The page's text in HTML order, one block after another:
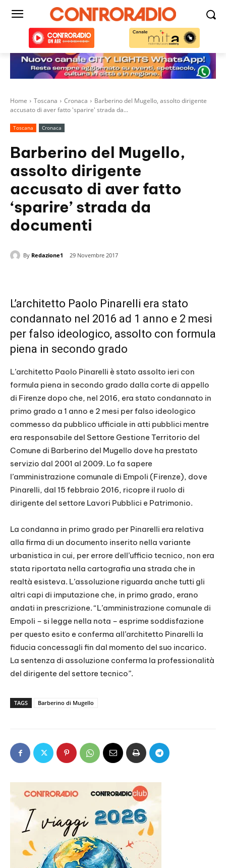
Home Toscana Cronaca
Barberino del Mugello, assolto dirigente
accusato di aver fatto 'sparire' strada da...
Toscana Cronaca
Barberino del Mugello,
assolto dirigente
accusato di aver fatto
‘sparire’ strada da
documenti
By Redazione1 29 Novembre 2017
L’architetto Paolo Pinarelli era stato
condannato nel 2016 ad 1 anno e 2 mesi
per falso ideologico, assolto con formula
piena in secondo grado
L’architetto Paolo Pinarelli è stato assolto ieri con
formula piena in secondo grado dalla corte di appello
di Firenze dopo che, nel 2016, era stato condannato in
primo grado a 1 anno e 2 mesi per falso ideologico
commesso da pubblico ufficiale in atti pubblici mentre
era responsabile del Settore Gestione Territorio del
Comune di Barberino del Mugello dove ha prestato
servizio dal 2001 al 2009. Lo fa sapere
l’amministrazione comunale di Empoli (Firenze), dove
Pinarelli, dal 15 febbraio 2016, ricopre il ruolo di
dirigente del settore Lavori Pubblici e Patrimonio.
La condanna in primo grado per Pinarelli era relativa
alla firma di un documento inserito nella variante
urbanistica in cui, per errore dell’ufficio tecnico, non era
stata riportata nella cartografia una strada che in
realtà esisteva. L’assoluzione riguarda anche tutti gli
altri capi di imputazione che, in primo grado, erano
andati in prescrizione. “L’amministrazione comunale di
Empoli – si legge nella nota – esprime soddisfazione
per questo esito e conferma all’architetto Pinarelli la
fiducia concessagli fin dal momento del suo incarico.
La sentenza di assoluzione conferma la professionalità
del dirigente del settore tecnico”.
TAGS Barberino di Mugello